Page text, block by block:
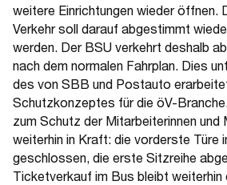
weitere Einrichtungen wieder öffnen.
Verkehr soll darauf abgestimmt
werden. Der BSU verkehrt deshalb
nach dem normalen Fahrplan. Dies
des von SBB und Postauto
Schutzkonzeptes für die öV-
zum Schutz der Mitarbeiterinnen und
weiterhin in Kraft: die vorderste Türe
geschlossen, die erste Sitzreihe
Ticketverkauf im Bus bleibt weiterhin